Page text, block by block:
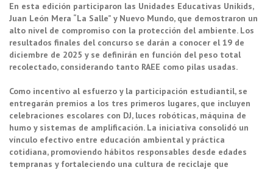
En esta edición participaron las Unidades Educativas Unikids,
Juan León Mera “La Salle” y Nuevo Mundo, que demostraron un
alto nivel de compromiso con la protección del ambiente. Los
resultados finales del concurso se darán a conocer el 19 de
diciembre de 2025 y se definirán en función del peso total
recolectado, considerando tanto RAEE como pilas usadas.
Como incentivo al esfuerzo y la participación estudiantil, se
entregarán premios a los tres primeros lugares, que incluyen
celebraciones escolares con DJ, luces robóticas, máquina de
humo y sistemas de amplificación. La iniciativa consolidó un
vínculo efectivo entre educación ambiental y práctica
cotidiana, promoviendo hábitos responsables desde edades
tempranas y fortaleciendo una cultura de reciclaje que